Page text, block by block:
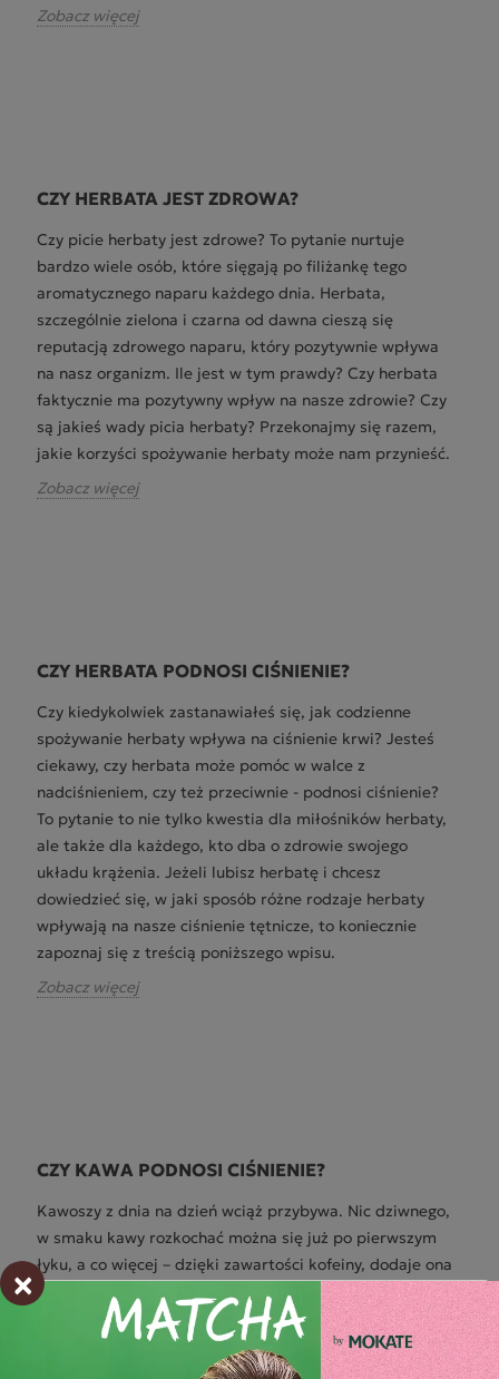
Zobacz więcej
CZY HERBATA JEST ZDROWA?
Czy picie herbaty jest zdrowe? To pytanie nurtuje
bardzo wiele osób, które sięgają po filiżankę tego
aromatycznego naparu każdego dnia. Herbata,
szczególnie zielona i czarna od dawna cieszą się
reputacją zdrowego naparu, który pozytywnie wpływa
na nasz organizm. Ile jest w tym prawdy? Czy herbata
faktycznie ma pozytywny wpływ na nasze zdrowie? Czy
są jakieś wady picia herbaty? Przekonajmy się razem,
jakie korzyści spożywanie herbaty może nam przynieść.
Zobacz więcej
CZY HERBATA PODNOSI CIŚNIENIE?
Czy kiedykolwiek zastanawiałeś się, jak codzienne
spożywanie herbaty wpływa na ciśnienie krwi? Jesteś
ciekawy, czy herbata może pomóc w walce z
nadciśnieniem, czy też przeciwnie - podnosi ciśnienie?
To pytanie to nie tylko kwestia dla miłośników herbaty,
ale także dla każdego, kto dba o zdrowie swojego
układu krążenia. Jeżeli lubisz herbatę i chcesz
dowiedzieć się, w jaki sposób różne rodzaje herbaty
wpływają na nasze ciśnienie tętnicze, to koniecznie
zapoznaj się z treścią poniższego wpisu.
Zobacz więcej
CZY KAWA PODNOSI CIŚNIENIE?
Kawoszy z dnia na dzień wciąż przybywa. Nic dziwnego,
w smaku kawy rozkochać można się już po pierwszym
łyku, a co więcej – dzięki zawartości kofeiny, dodaje ona
energii. W tym wpisie odpowiemy jednak na pytanie,
czy kawa podnosi ciśnienie tętnicze. Czy codzienne picie
kawy wpływa na wzrost ciśnienia? Czy kawę pić mogą
osoby chorujące na nadciśnienie? Odpowiadamy!
×